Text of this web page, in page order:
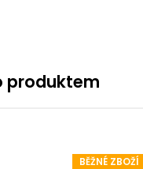
produktem
BĚŽNÉ ZBOŽÍ